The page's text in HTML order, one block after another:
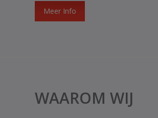
Meer Info
WAAROM WIJ